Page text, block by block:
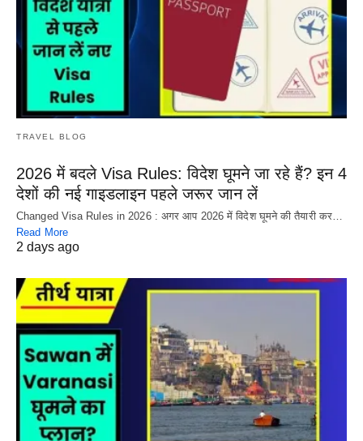
TRAVEL BLOG
2026 में बदले Visa Rules: विदेश घूमने जा रहे हैं? इन 4
देशों की नई गाइडलाइन पहले जरूर जान लें
Changed Visa Rules in 2026 : अगर आप 2026 में विदेश घूमने की तैयारी कर…
Read More
2 days ago